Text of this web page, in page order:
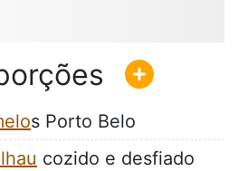
s Porto Belo
cozido e desfiado